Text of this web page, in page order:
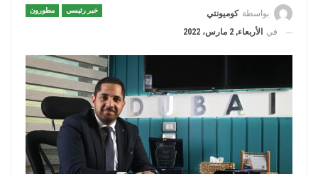
خبر رئيسي مطورون بواسطة كوميونتي
في
الأربعاء, 2 مارس، 2022